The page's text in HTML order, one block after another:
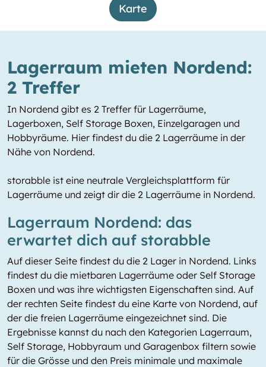
Karte
Lagerraum mieten Nordend:
2 Treffer
In Nordend gibt es 2 Treffer für Lagerräume,
Lagerboxen, Self Storage Boxen, Einzelgaragen und
Hobbyräume. Hier findest du die 2 Lagerräume in der
Nähe von Nordend.
storabble ist eine neutrale Vergleichsplattform für
Lagerräume und zeigt dir die 2 Lagerräume in Nordend.
Lagerraum Nordend: das
erwartet dich auf storabble
Auf dieser Seite findest du die 2 Lager in Nordend. Links
findest du die mietbaren Lagerräume oder Self Storage
Boxen und was ihre wichtigsten Eigenschaften sind. Auf
der rechten Seite findest du eine Karte von Nordend, auf
der die freien Lagerräume eingezeichnet sind. Die
Ergebnisse kannst du nach den Kategorien Lagerraum,
Self Storage, Hobbyraum und Garagenbox filtern sowie
für die Grösse und den Preis minimale und maximale